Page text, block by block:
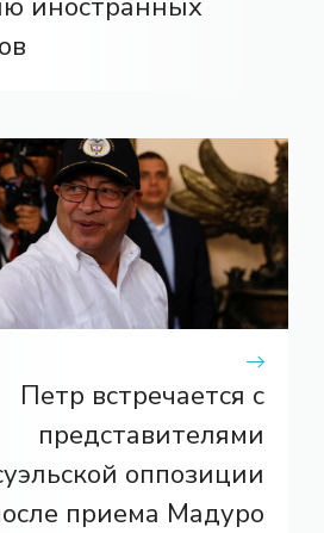
Петр встречается с
представителями
оппозиции
приема Мадуро